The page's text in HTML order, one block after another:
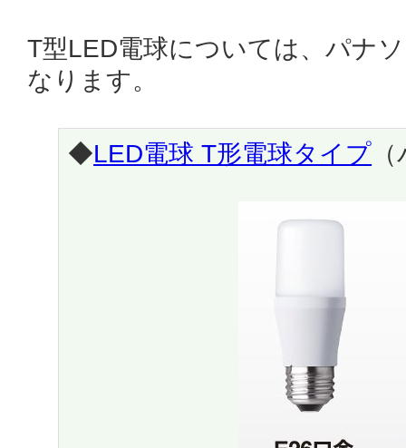
T型LED電球については、パナ
なります。
◆LED電球 T形電球タイプ